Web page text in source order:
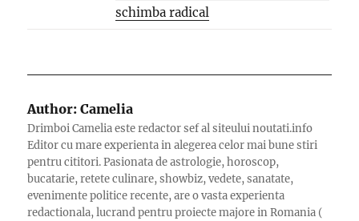
schimba radical
Author: Camelia
Drimboi Camelia este redactor sef al siteului noutati.info
Editor cu mare experienta in alegerea celor mai bune stiri
pentru cititori. Pasionata de astrologie, horoscop,
bucatarie, retete culinare, showbiz, vedete, sanatate,
evenimente politice recente, are o vasta experienta
redactionala, lucrand pentru proiecte majore in Romania (